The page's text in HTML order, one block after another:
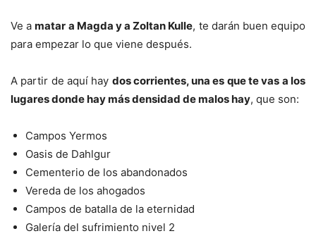
Ve amatar a Magda y a Zoltan Kulle, te darán buen equipo
para empezar lo que viene después.
A partir de aquí hay dos corrientes, una es que te vas a los
lugares donde hay más densidad de malos hay, que son:
Campos Yermos
Oasis de Dahlgur
Cementerio de los abandonados
Vereda de los ahogados
Campos de batalla de la eternidad
Galería del sufrimiento nivel 2